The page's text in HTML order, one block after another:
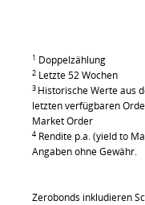
1 Doppelzählung
2 Letzte 52 Wochen
3 Historische Werte aus
letzten verfügbaren
Market Order
4 Rendite p.a. (yield to
Angaben ohne Gewähr.
Zerobonds inkludieren